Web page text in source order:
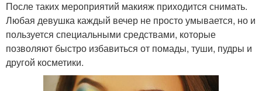
После таких мероприятий макияж приходится снимать.
Любая девушка каждый вечер не просто умывается, но и
пользуется специальными средствами, которые
позволяют быстро избавиться от помады, туши, пудры и
другой косметики.